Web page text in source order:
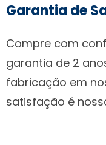
Garantia de
Compre com
garantia de 2
fabricação em
satisfação é